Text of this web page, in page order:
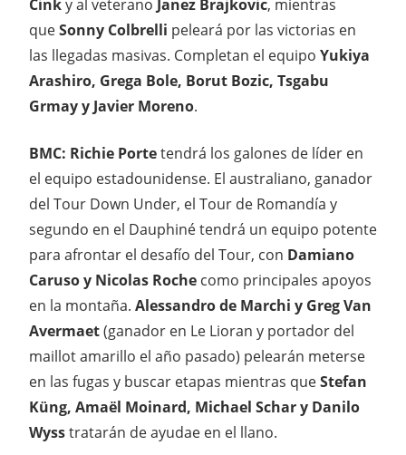
Cinky al veterano Janez Brajkovic, mientras
queSonny Colbrelli peleará por las victorias en
las llegadas masivas. Completan el equipo Yukiya
Arashiro, Grega Bole, Borut Bozic, Tsgabu
Grmay y Javier Moreno.
BMC: Richie Portetendrá los galones de líder en
el equipo estadounidense. El australiano, ganador
del Tour Down Under, el Tour de Romandía y
segundo en el Dauphiné tendrá un equipo potente
para afrontar el desafío del Tour, con Damiano
Caruso y Nicolas Roche como principales apoyos
en la montaña. Alessandro de Marchi y Greg Van
Avermaet(ganador en Le Lioran y portador del
maillot amarillo el año pasado) pelearán meterse
en las fugas y buscar etapas mientras queStefan
Küng, Amaël Moinard, Michael Schar y Danilo
Wysstratarán de ayudae en el llano.